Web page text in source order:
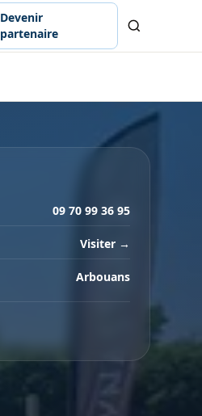
Devenir
partenaire
09 70 99 36 95
Visiter →
Arbouans